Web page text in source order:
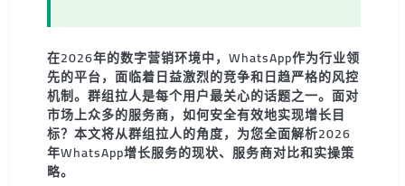
在2026年的数字营销环境中，WhatsApp作为行业领
先的平台，面临着日益激烈的竞争和日趋严格的风控
机制。群组拉人是每个用户最关心的话题之一。面对
市场上众多的服务商，如何安全有效地实现增长目
标？本文将从群组拉人的角度，为您全面解析2026
年WhatsApp增长服务的现状、服务商对比和实操策
略。